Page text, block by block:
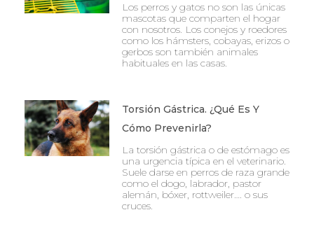
Los perros y gatos no son las únicas
mascotas que comparten el hogar
con nosotros. Los conejos y roedores
como los hámsters, cobayas, erizos o
gerbos son también animales
habituales en las casas.
Torsión Gástrica. ¿Qué Es Y
Cómo Prevenirla?
La torsión gástrica o de estómago es
una urgencia típica en el veterinario.
Suele darse en perros de raza grande
como el dogo, labrador, pastor
alemán, bóxer, rottweiler…. o sus
cruces.